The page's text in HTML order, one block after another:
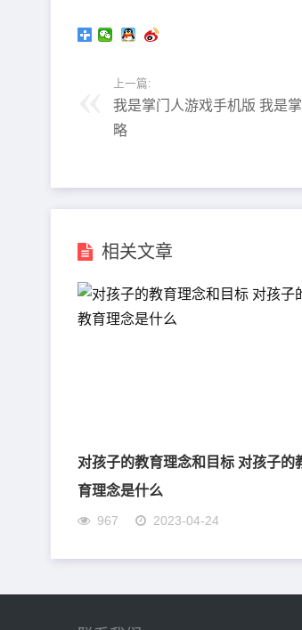
上一篇:
我是掌门人游戏手机版 我是
略
相关文章
对孩子的教育理念和目标 对孩子的
育理念是什么
967 2023-04-24